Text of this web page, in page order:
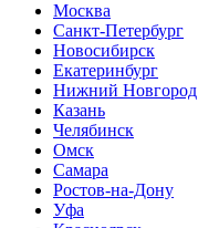
Москва
Санкт-Петербург
Новосибирск
Екатеринбург
Нижний Новгород
Казань
Челябинск
Омск
Самара
Ростов-на-Дону
Уфа